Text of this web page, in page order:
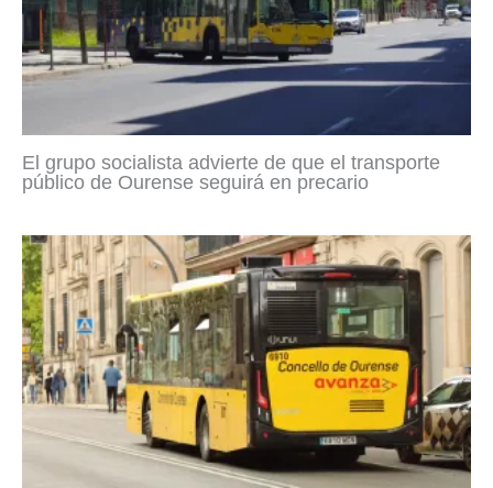
El grupo socialista advierte de que el transporte
público de Ourense seguirá en precario